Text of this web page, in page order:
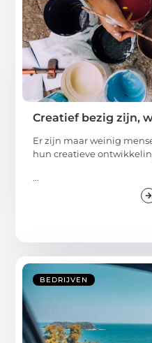
Creatief bezig zijn,
Er zijn maar weinig
hun creatieve
...
BEDRIJVEN